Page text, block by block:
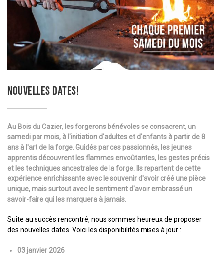
NOUVELLES DATES!
Au Bois du Cazier, les forgerons bénévoles se consacrent, un
samedi par mois, à l'initiation d'adultes et d'enfants à partir de 8
ans à l'art de la forge. Guidés par ces passionnés, les jeunes
apprentis découvrent les flammes envoûtantes, les gestes précis
et les techniques ancestrales de la forge. Ils repartent de cette
expérience enrichissante avec le souvenir d'avoir créé une pièce
unique, mais surtout avec le sentiment d'avoir embrassé un
savoir-faire qui les marquera à jamais.
Suite au succès rencontré, nous sommes heureux de proposer
des nouvelles dates. Voici les disponibilités mises à jour :
03 janvier 2026